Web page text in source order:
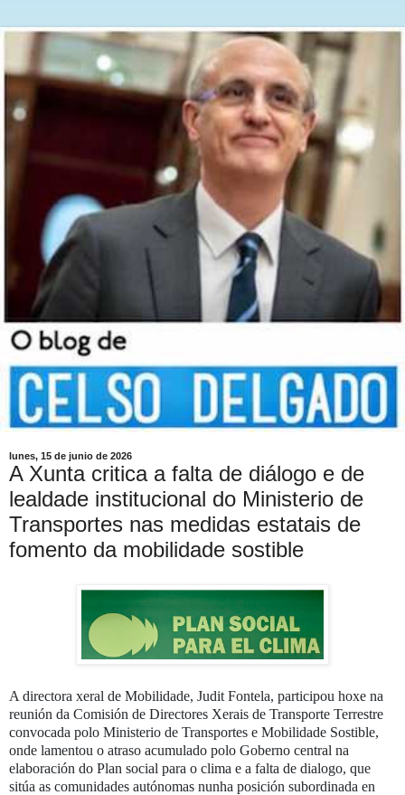
lunes, 15 de junio de 2026
A Xunta critica a falta de diálogo e de
lealdade institucional do Ministerio de
Transportes nas medidas estatais de
fomento da mobilidade sostible
A directora xeral de Mobilidade, Judit Fontela, participou hoxe na
reunión da Comisión de Directores Xerais de Transporte Terrestre
convocada polo Ministerio de Transportes e Mobilidade Sostible,
onde lamentou o atraso acumulado polo Goberno central na
elaboración do Plan social para o clima e a falta de dialogo, que
sitúa as comunidades autónomas nunha posición subordinada en